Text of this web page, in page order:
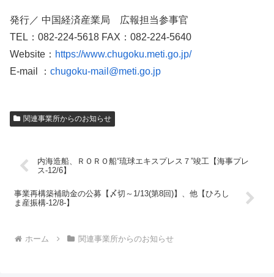
発行／ 中国経済産業局 広報担当参事官
TEL：082-224-5618 FAX：082-224-5640
Website： https://www.chugoku.meti.go.jp/
E-mail ： chugoku-mail@meti.go.jp
関連事業所からのお知らせ
内海造船、ＲＯＲＯ船“琉球エキスプレス７”竣工【海事プレ
ス-12/6】
事業再構築補助金の公募【〆切～1/13(第8回)】、他【ひろし
ま産振構-12/8-】
ホーム 関連事業所からのお知らせ